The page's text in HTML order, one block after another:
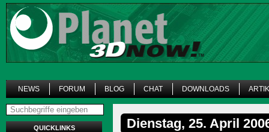
NEWS FORUM BLOG CHAT DOWNLOADS
QUICKLINKS
Dienstag, 25. April